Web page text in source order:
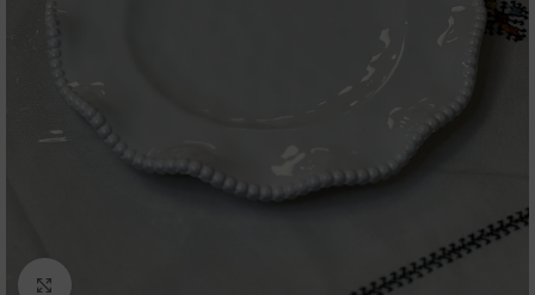
Click to enlarge